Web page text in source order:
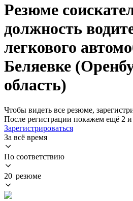
Резюме
должность
легкового
Беляевке
область)
Чтобы видеть все резюме,
После регистрации покажем ещё 2
Зарегистрироваться
За всё время
По соответствию
20 резюме